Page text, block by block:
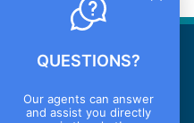
of NeueHealth.
here
QUESTIONS?
Our agents can answer
and assist you directly